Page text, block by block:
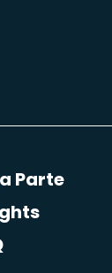
Parte